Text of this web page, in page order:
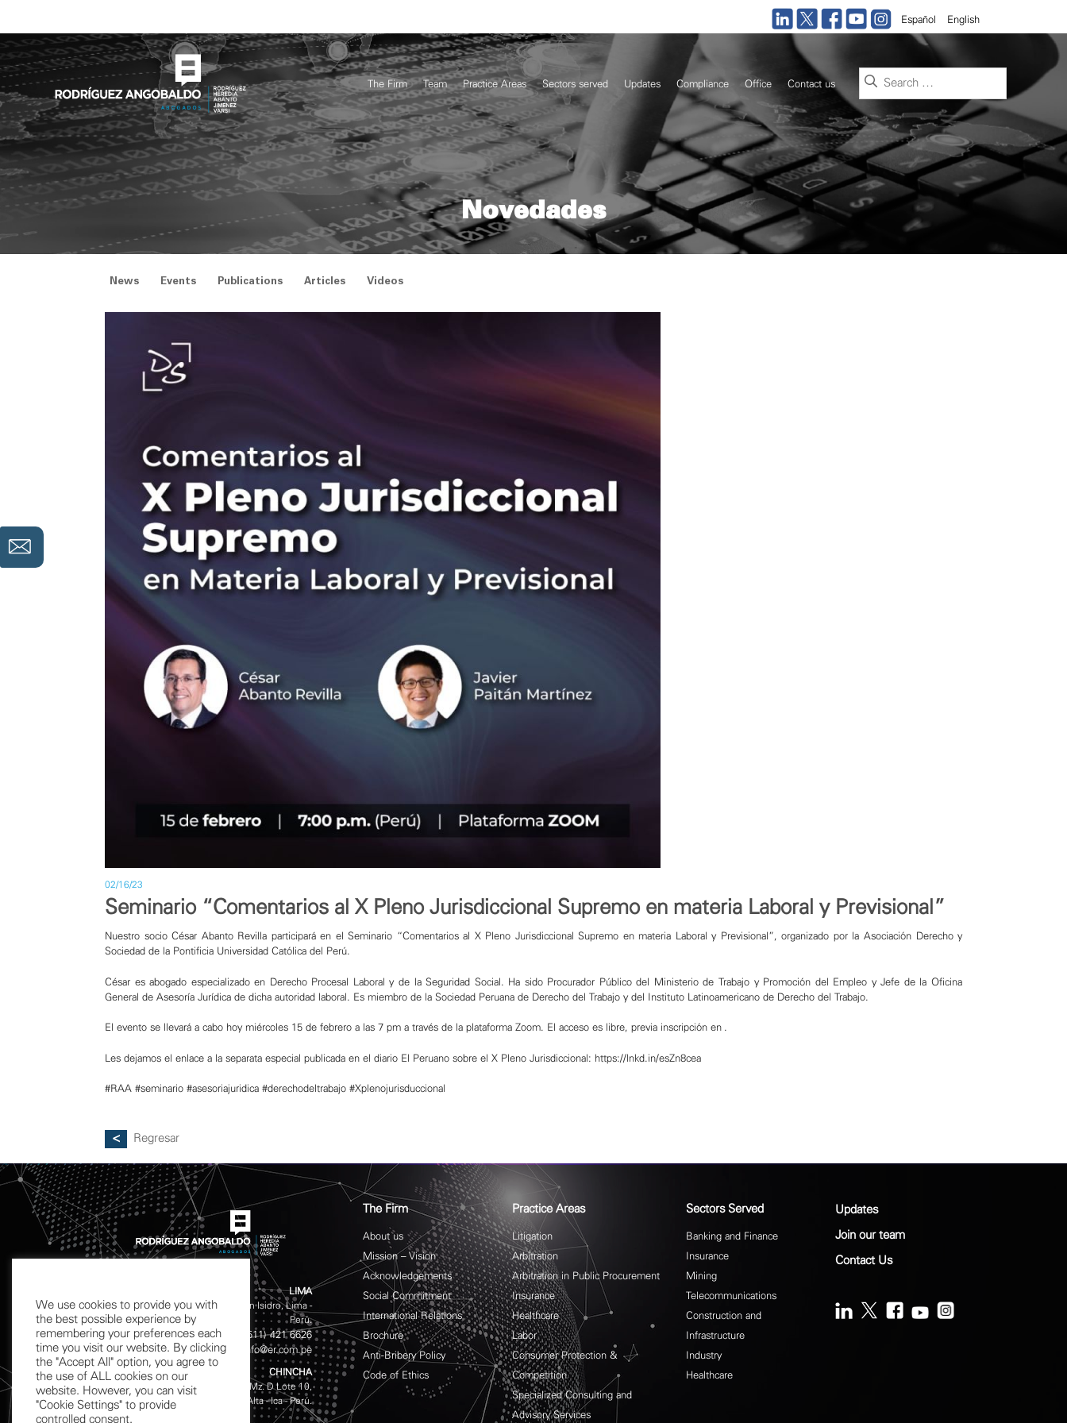
content
Español English
The Firm Team Practice Areas Sectors served Updates Compliance Office Contact us
Search
for:
Novedades
News Events Publications Articles Videos
02/16/23
Seminario “Comentarios al X Pleno Jurisdiccional Supremo en materia Laboral y Previsional”
Nuestro socioCésar Abanto Revilla participará en el Seminario “Comentarios al X Pleno Jurisdiccional Supremo en materia Laboral y Previsional”, organizado por la Asociación
Derecho y
Sociedad de la Pontificia Universidad Católica del Perú.
César es abogado especializado en Derecho Procesal Laboral y de la Seguridad Social. Ha sido Procurador Público del Ministerio de Trabajo y Promoción del Empleo y Jefe de la Oficina
General de Asesoría Jurídica de dicha autoridad laboral. Es miembro de la Sociedad Peruana de Derecho del Trabajo y del Instituto Latinoamericano de Derecho del Trabajo.
El evento se llevará a cabo hoy miércoles 15 de febrero a las 7 pm a través de la plataforma Zoom. El acceso es libre, previa inscripción en .
Les dejamos el enlace a la separata especial publicada en el diario El Peruano sobre el X Pleno Jurisdiccional: https://lnkd.in/esZn8cea
#RAA #seminario #asesoriajuridica #derechodeltrabajo #Xplenojurisduccional
Regresar
LIMA
Calle Chinchón 601 - 611 San Isidro, Lima -
Perú.
Phones:(511) 421 4141 (511) 421 6626
Email: info@er.com.pe
CHINCHA
Av. Garcilazo de la Vega S/N, Mz. D Lote 10,
Urb. Magisterial, Chincha Alta - Ica - Perú.
The Firm
About us
Mission – Vision
Acknowledgements
Social Commitment
International Relations
Brochure
Anti-Bribery Policy
Code of Ethics
Practice Areas
Litigation
Arbitration
Arbitration in Public Procurement
Insurance
Healthcare
Labor
Consumer Protection &
Competition
Specialized Consulting and
Advisory Services
Sectors Served
Banking and Finance
Insurance
Mining
Telecommunications
Construction and
Infrastructure
Industry
Healthcare
Updates
Join our team
Contact Us
We use cookies to provide you with
the best possible experience by
remembering your preferences each
time you visit our website. By clicking
the "Accept All" option, you agree to
the use of ALL cookies on our
website. However, you can visit
"Cookie Settings" to provide
controlled consent.